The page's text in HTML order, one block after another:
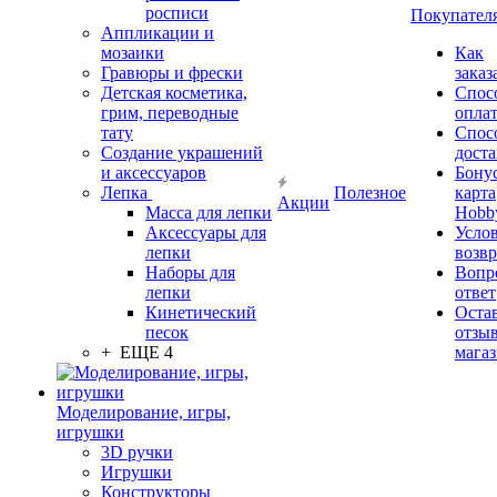
росписи
Аппликации и
мозаики
Гравюры и фрески
Детская косметика,
грим, переводные
тату
Создание украшений
и аксессуаров
Лепка
Масса для лепки
Аксессуары для
лепки
Наборы для
лепки
Кинетический
песок
+ ЕЩЕ 4
Моделирование, игры,
игрушки
3D ручки
Игрушки
Конструкторы
Акции
Полезное
Как
карта
ответ